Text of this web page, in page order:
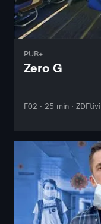
PUR+
Zero G
F02 · 25 min · ZDFtivi